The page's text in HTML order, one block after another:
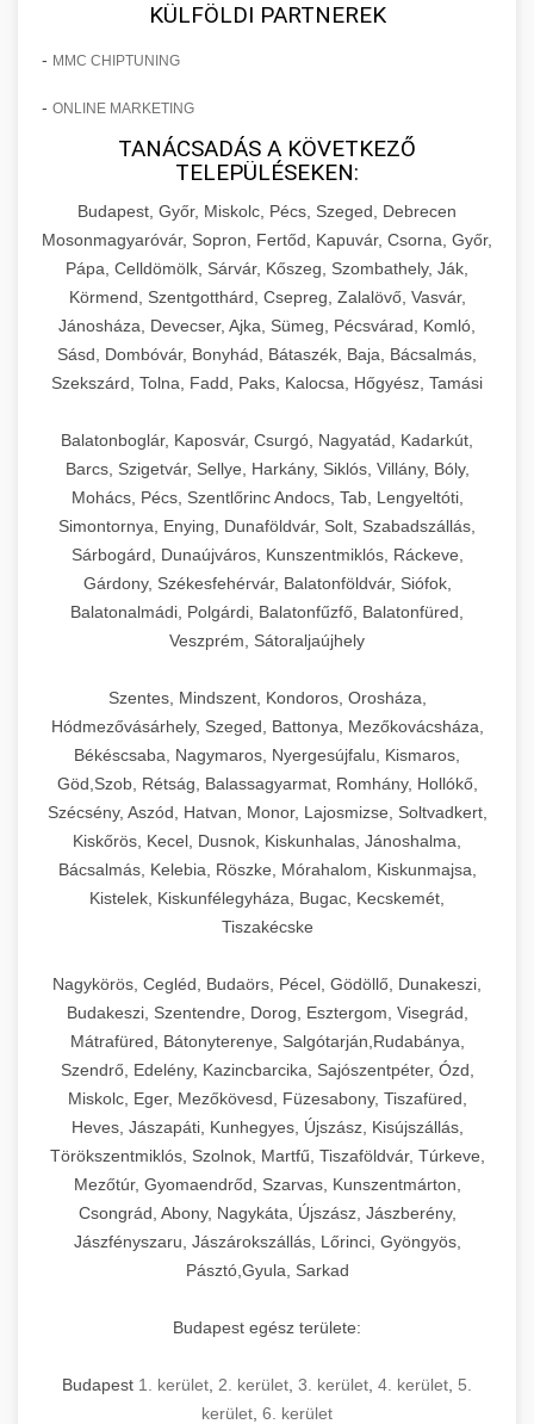
KÜLFÖLDI PARTNEREK
- MMC CHIPTUNING
- ONLINE MARKETING
TANÁCSADÁS A KÖVETKEZŐ
TELEPÜLÉSEKEN:
Budapest, Győr, Miskolc, Pécs, Szeged, Debrecen
Mosonmagyaróvár, Sopron, Fertőd, Kapuvár, Csorna, Győr,
Pápa, Celldömölk, Sárvár, Kőszeg, Szombathely, Ják,
Körmend, Szentgotthárd, Csepreg, Zalalövő, Vasvár,
Jánosháza, Devecser, Ajka, Sümeg, Pécsvárad, Komló,
Sásd, Dombóvár, Bonyhád, Bátaszék, Baja, Bácsalmás,
Szekszárd, Tolna, Fadd, Paks, Kalocsa, Hőgyész, Tamási
Balatonboglár, Kaposvár, Csurgó, Nagyatád, Kadarkút,
Barcs, Szigetvár, Sellye, Harkány, Siklós, Villány, Bóly,
Mohács, Pécs, Szentlőrinc Andocs, Tab, Lengyeltóti,
Simontornya, Enying, Dunaföldvár, Solt, Szabadszállás,
Sárbogárd, Dunaújváros, Kunszentmiklós, Ráckeve,
Gárdony, Székesfehérvár, Balatonföldvár, Siófok,
Balatonalmádi, Polgárdi, Balatonfűzfő, Balatonfüred,
Veszprém, Sátoraljaújhely
Szentes, Mindszent, Kondoros, Orosháza,
Hódmezővásárhely, Szeged, Battonya, Mezőkovácsháza,
Békéscsaba, Nagymaros, Nyergesújfalu, Kismaros,
Göd,Szob, Rétság, Balassagyarmat, Romhány, Hollókő,
Szécsény, Aszód, Hatvan, Monor, Lajosmizse, Soltvadkert,
Kiskőrös, Kecel, Dusnok, Kiskunhalas, Jánoshalma,
Bácsalmás, Kelebia, Röszke, Mórahalom, Kiskunmajsa,
Kistelek, Kiskunfélegyháza, Bugac, Kecskemét,
Tiszakécske
Nagykörös, Cegléd, Budaörs, Pécel, Gödöllő, Dunakeszi,
Budakeszi, Szentendre, Dorog, Esztergom, Visegrád,
Mátrafüred, Bátonyterenye, Salgótarján,Rudabánya,
Szendrő, Edelény, Kazincbarcika, Sajószentpéter, Ózd,
Miskolc, Eger, Mezőkövesd, Füzesabony, Tiszafüred,
Heves, Jászapáti, Kunhegyes, Újszász, Kisújszállás,
Törökszentmiklós, Szolnok, Martfű, Tiszaföldvár, Túrkeve,
Mezőtúr, Gyomaendrőd, Szarvas, Kunszentmárton,
Csongrád, Abony, Nagykáta, Újszász, Jászberény,
Jászfényszaru, Jászárokszállás, Lőrinci, Gyöngyös,
Pásztó,Gyula, Sarkad
Budapest egész területe:
Budapest 1. kerület 2. kerület 3. kerület 4. kerület 5.
kerület 6. kerület